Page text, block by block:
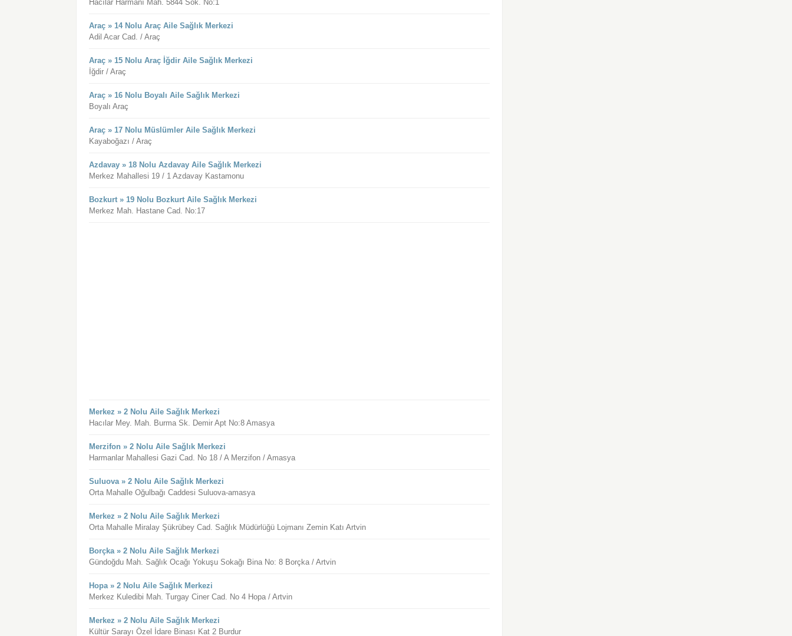
Hacılar Harmanı Mah. 5844 Sok. No:1
Araç » 14 Nolu Araç Aile Sağlık Merkezi
Adil Acar Cad. / Araç
Araç » 15 Nolu Araç İğdir Aile Sağlık Merkezi
İğdir / Araç
Araç » 16 Nolu Boyalı Aile Sağlık Merkezi
Boyalı Araç
Araç » 17 Nolu Müslümler Aile Sağlık Merkezi
Kayaboğazı / Araç
Azdavay » 18 Nolu Azdavay Aile Sağlık Merkezi
Merkez Mahallesi 19 / 1 Azdavay Kastamonu
Bozkurt » 19 Nolu Bozkurt Aile Sağlık Merkezi
Merkez Mah. Hastane Cad. No:17
Merkez » 2 Nolu Aile Sağlık Merkezi
Hacılar Mey. Mah. Burma Sk. Demir Apt No:8 Amasya
Merzifon » 2 Nolu Aile Sağlık Merkezi
Harmanlar Mahallesi Gazi Cad. No 18 / A Merzifon / Amasya
Suluova » 2 Nolu Aile Sağlık Merkezi
Orta Mahalle Oğulbağı Caddesi Suluova-amasya
Merkez » 2 Nolu Aile Sağlık Merkezi
Orta Mahalle Miralay Şükrübey Cad. Sağlık Müdürlüğü Lojmanı Zemin Katı Artvin
Borçka » 2 Nolu Aile Sağlık Merkezi
Gündoğdu Mah. Sağlık Ocağı Yokuşu Sokağı Bina No: 8 Borçka / Artvin
Hopa » 2 Nolu Aile Sağlık Merkezi
Merkez Kuledibi Mah. Turgay Ciner Cad. No 4 Hopa / Artvin
Merkez » 2 Nolu Aile Sağlık Merkezi
Kültür Sarayı Özel İdare Binası Kat 2 Burdur